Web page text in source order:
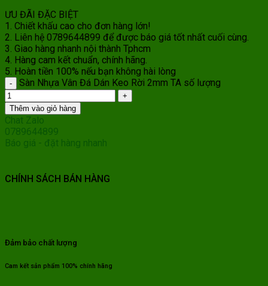
ƯU ĐÃI ĐẶC BIỆT
1. Chiết khấu cao cho đơn hàng lớn!
2. Liên hệ 0789644899 để được báo giá tốt nhất cuối cùng.
3. Giao hàng nhanh nội thành Tphcm
4. Hàng cam kết chuẩn, chính hãng.
5. Hoàn tiền 100% nếu bạn không hài lòng
Sàn Nhựa Vân Đá Dán Keo Rời 2mm TA số lượng
Thêm vào giỏ hàng
Chat Zalo
0789644899
Báo giá - đặt hàng nhanh
CHÍNH SÁCH BÁN HÀNG
Đảm bảo chất lượng
Cam kết sản phẩm 100% chính hãng